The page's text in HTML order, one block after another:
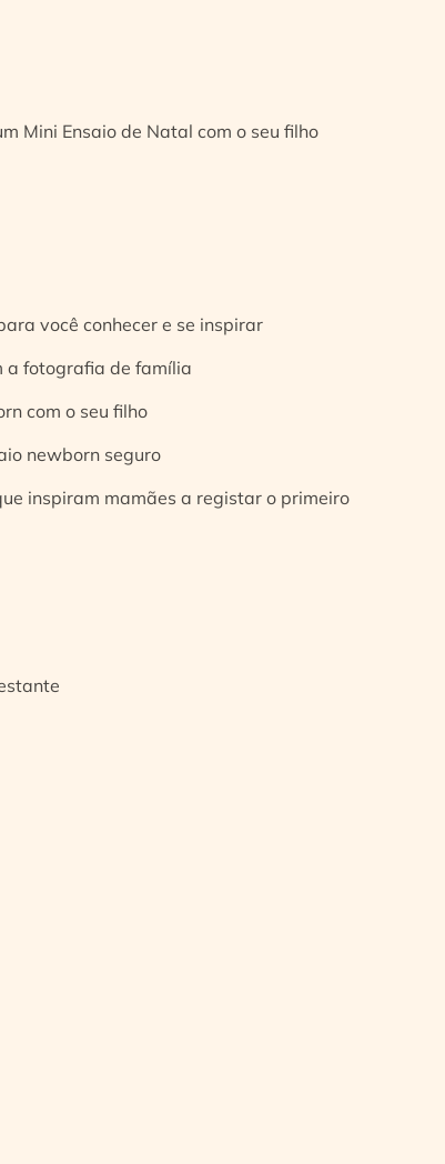
Mini Ensaio de Natal com o seu filho
você conhecer e se inspirar
a fotografia de família
com o seu filho
newborn seguro
inspiram mamães a registar o primeiro